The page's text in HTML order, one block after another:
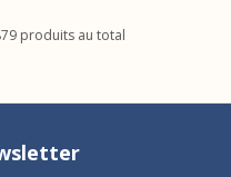
produits au total